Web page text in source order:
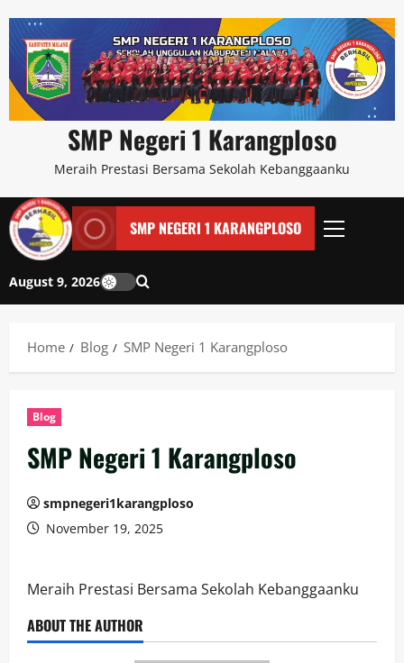
SMP Negeri 1 Karangploso
Meraih Prestasi Bersama Sekolah Kebanggaanku
SMP NEGERI 1 KARANGPLOSO
August 9, 2026
Home Blog SMP Negeri 1 Karangploso
Blog
SMP Negeri 1 Karangploso
smpnegeri1karangploso
November 19, 2025
Meraih Prestasi Bersama Sekolah Kebanggaanku
ABOUT THE AUTHOR